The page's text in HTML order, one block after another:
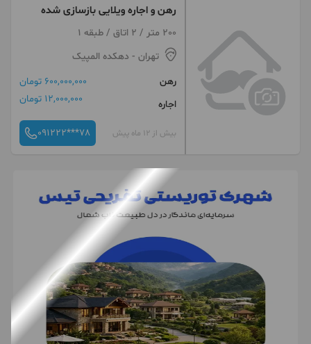
رهن و اجاره ویلایی بازسازی شده
200 متر / 2 اتاق / طبقه 1
تهران - دهکده المپیک
رهن
600,000,000 تومان
اجاره
12,000,000 تومان
بیش از 12 ماه پیش 091222***78